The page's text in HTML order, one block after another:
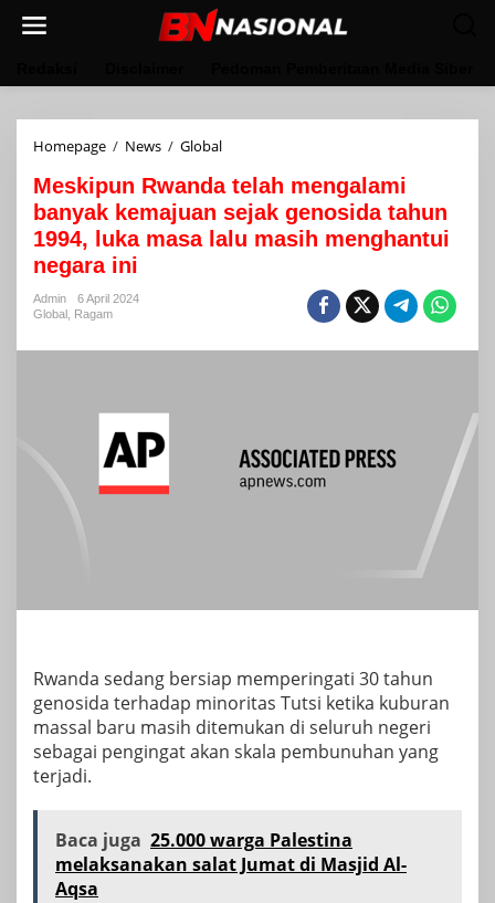
Homepage / News / GlobalMeskipun
telah
mengalami
banyak
kemajuan
Meskipun Rwanda telah mengalami
banyak kemajuan sejak genosida tahun
1994, luka masa lalu masih menghantui
negara ini
Admin
6 April 2024
Global Ragam
Rwanda sedang bersiap memperingati 30 tahun
genosida terhadap minoritas Tutsi ketika kuburan
massal baru masih ditemukan di seluruh negeri
sebagai pengingat akan skala pembunuhan yang
terjadi.
Baca juga 25.000 warga Palestina
melaksanakan salat Jumat di Masjid Al-
Aqsa